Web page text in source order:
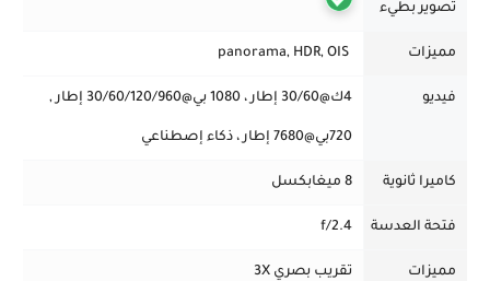
تصوير بطيء
مميزات
فيديو 4ك@30/60 إطار ، 1080 بي@30/60/120/960 إطار ,
720بي@7680 إطار ، ذكاء إصطناعي
كاميرا ثانوية 8 ميغابكسل
فتحة العدسة f/2.4
مميزات تقريب بصري 3X